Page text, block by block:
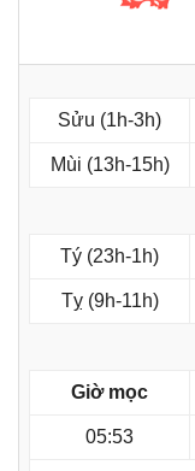
Sửu (1h-3h)
Mùi (13h-15h)
Tý (23h-1h)
Tỵ (9h-11h)
Giờ mọc
05:53